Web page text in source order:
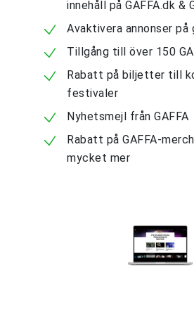
innehåll på GAFFA.dk &
Avaktivera annonser på
Tillgång till över 150
Rabatt på biljetter till
festivaler
Nyhetsmejl från GAFFA
Rabatt på GAFFA-
mycket mer